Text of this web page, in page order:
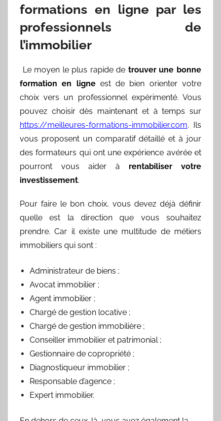
formations en ligne par les
professionnels de
l’immobilier
Le moyen le plus rapide de trouver une bonne
formation en ligneest de bien orienter votre
choix vers un professionnel expérimenté. Vous
pouvez choisir dès maintenant et à temps sur
https://meilleures-formations-immobilier.com. Ils
vous proposent un comparatif détaillé et à jour
des formateurs qui ont une expérience avérée et
pourront vous aider à rentabiliser votre
investissement.
Pour faire le bon choix, vous devez déjà définir
quelle est la direction que vous souhaitez
prendre. Car il existe une multitude de métiers
immobiliers qui sont :
Administrateur de biens ;
Avocat immobilier ;
Agent immobilier ;
Chargé de gestion locative ;
Chargé de gestion immobilière ;
Conseiller immobilier et patrimonial ;
Gestionnaire de copropriété ;
Diagnostiqueur immobilier ;
Responsable d’agence ;
Expert immobilier.